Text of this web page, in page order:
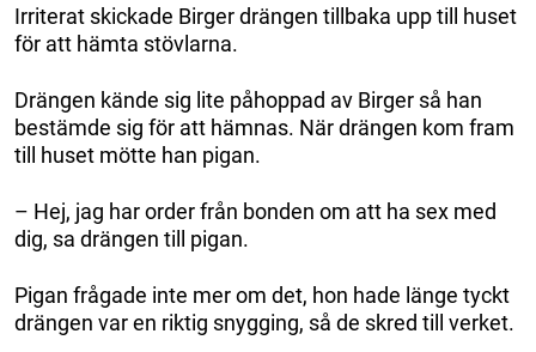
Irriterat skickade Birger drängen tillbaka upp till huset
för att hämta stövlarna.
Drängen kände sig lite påhoppad av Birger så han
bestämde sig för att hämnas. När drängen kom fram
till huset mötte han pigan.
– Hej, jag har order från bonden om att ha sex med
dig, sa drängen till pigan.
Pigan frågade inte mer om det, hon hade länge tyckt
drängen var en riktig snygging, så de skred till verket.